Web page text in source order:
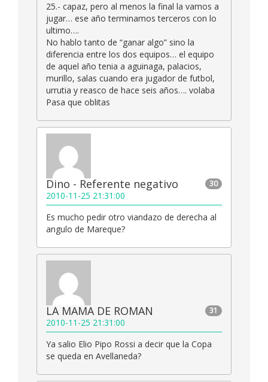
25.- capaz, pero al menos la final la vamos a
jugar… ese año terminamos terceros con lo
ultimo….
No hablo tanto de “ganar algo” sino la
diferencia entre los dos equipos… el equipo
de aquel año tenia a aguinaga, palacios,
murillo, salas cuando era jugador de futbol,
urrutia y reasco de hace seis años…. volaba
Pasa que oblitas
30
Dino - Referente negativo
2010-11-25 21:31:00
Es mucho pedir otro viandazo de derecha al
angulo de Mareque?
31
LA MAMA DE ROMAN
2010-11-25 21:31:00
Ya salio Elio Pipo Rossi a decir que la Copa
se queda en Avellaneda?